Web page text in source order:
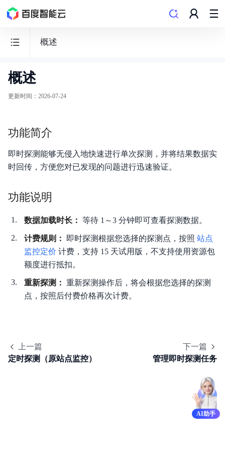
概述
云
监
产品公告
产品描述
产品定价
快速入门
操作指南
Python-SDK
概述
更新时间 ： 2026-07-24
功能简介
即时探测能够无侵入地快速进行单次探测，并将结果数据实
时回传，方便您对已发现的问题进行迅速验证。
功能说明
数据加载时长： 等待 1～3 分钟即可查看探测数据。
计费规则： 即时探测根据您选择的探测点，按照 站点
监控定价 计费，支持 15 天试用版，不支持使用资源包
额度进行抵扣。
重新探测： 重新探测操作后，将会根据您选择的探测
点，按照后付费价格再次计费。
上一篇
定时探测（原站点监控）
下一篇
管理即时探测任务
AI助手